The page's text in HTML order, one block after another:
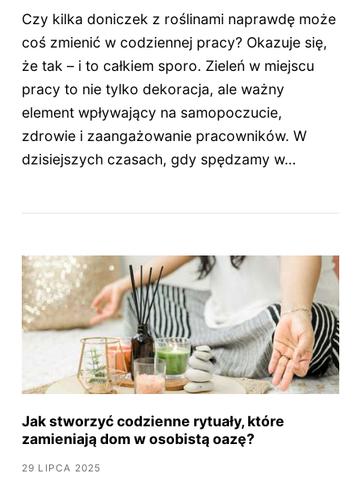
Czy kilka doniczek z roślinami naprawdę może
coś zmienić w codziennej pracy? Okazuje się,
że tak – i to całkiem sporo. Zieleń w miejscu
pracy to nie tylko dekoracja, ale ważny
element wpływający na samopoczucie,
zdrowie i zaangażowanie pracowników. W
dzisiejszych czasach, gdy spędzamy w…
Jak stworzyć codzienne rytuały, które
zamieniają dom w osobistą oazę?
29 LIPCA 2025